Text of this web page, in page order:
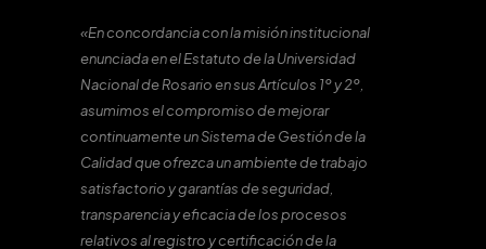
«En concordancia con la misión institucional
enunciada en el Estatuto de la Universidad
Nacional de Rosario en sus Artículos 1º y 2º,
asumimos el compromiso de mejorar
continuamente un Sistema de Gestión de la
Calidad que ofrezca un ambiente de trabajo
satisfactorio y garantías de seguridad,
transparencia y eficacia de los procesos
relativos al registro y certificación de la